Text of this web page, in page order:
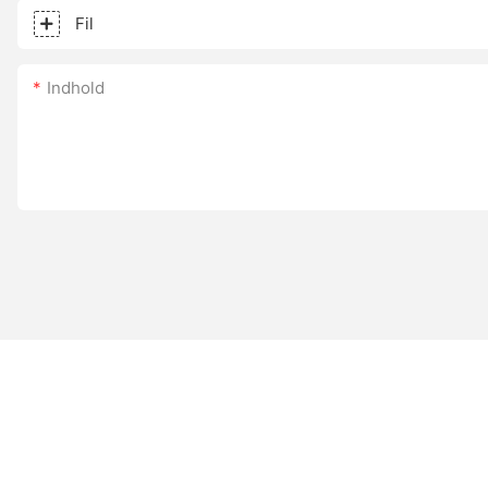
Fil
Indhold